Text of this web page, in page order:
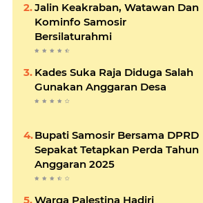
Jalin Keakraban, Watawan Dan
Kominfo Samosir
Bersilaturahmi
Kades Suka Raja Diduga Salah
Gunakan Anggaran Desa
Bupati Samosir Bersama DPRD
Sepakat Tetapkan Perda Tahun
Anggaran 2025
Warga Palestina Hadiri